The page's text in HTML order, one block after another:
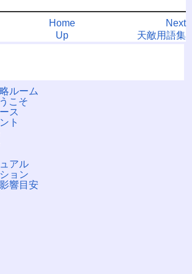
Next
天敵用語集
Home
Up
ルーム
こそ
ス
ト
アル
ョン
響目安